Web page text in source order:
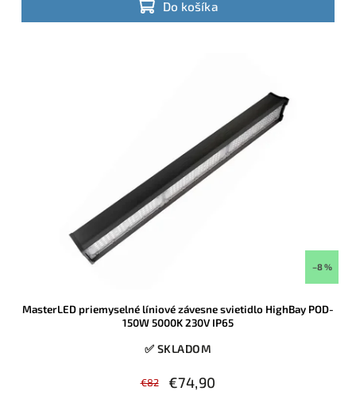
Do košíka
–8 %
MasterLED priemyselné líniové závesne svietidlo HighBay POD-
150W 5000K 230V IP65
✅ SKLADOM
€82 €74,90